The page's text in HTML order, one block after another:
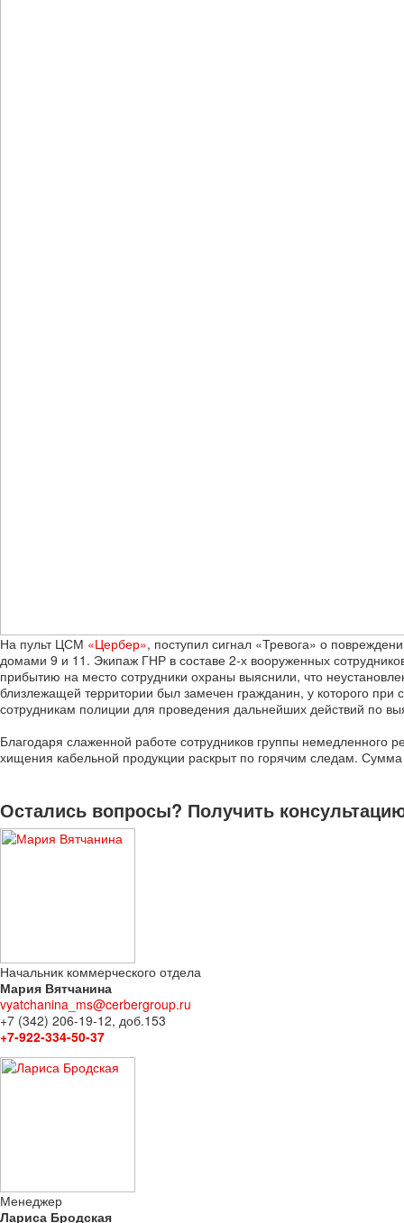
На пульт ЦСМ «Цербер», поступил сигнал «Тревога» о
домами 9 и 11. Экипаж ГНР в составе 2-х вооруженных
прибытию на место сотрудники охраны выяснили, что
близлежащей территории был замечен гражданин, у которого
сотрудникам полиции для проведения дальнейших действий по
Благодаря слаженной работе сотрудников группы немедленного
хищения кабельной продукции раскрыт по горячим следам.
Остались вопросы? Получить
Начальник коммерческого отдела
Мария Вятчанина
vyatchanina_ms@cerbergroup.ru
+7 (342) 206-19-12, доб.153
+7-922-334-50-37
Менеджер
Лариса Бродская